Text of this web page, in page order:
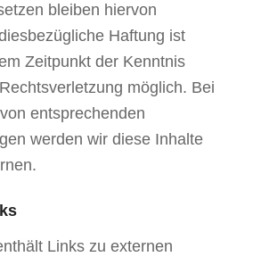
bleiben hiervon
Haftung ist
Zeitpunkt der Kenntnis
möglich. Bei
entsprechenden
werden wir diese Inhalte
Links zu externen